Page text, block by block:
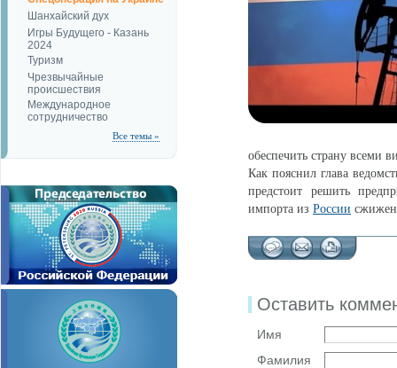
Шанхайский дух
Игры Будущего - Казань
2024
Туризм
Чрезвычайные
происшествия
Международное
сотрудничество
Все темы »
обеспечить страну всеми
Как пояснил глава
предстоит решить
импорта из России
Оставить
Имя
Фамилия